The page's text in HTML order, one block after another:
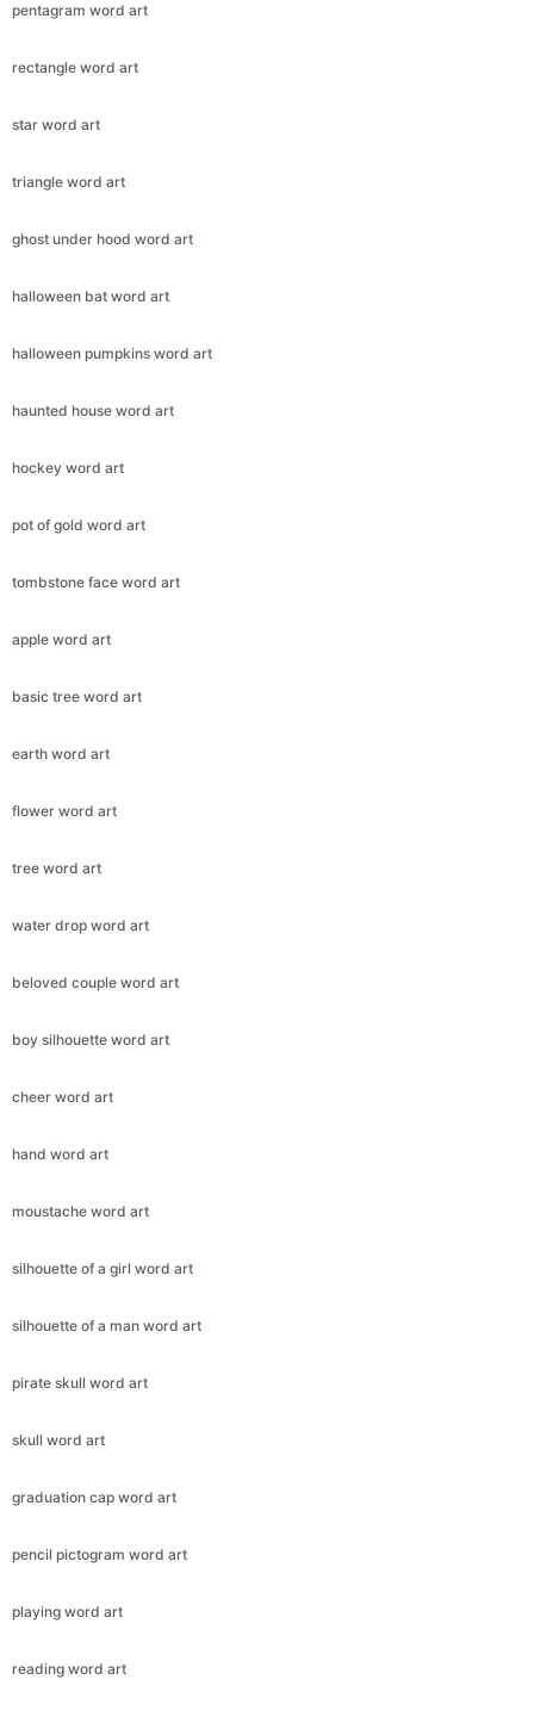
pentagram word art
rectangle word art
star word art
triangle word art
ghost under hood word art
halloween bat word art
halloween pumpkins word art
haunted house word art
hockey word art
pot of gold word art
tombstone face word art
apple word art
basic tree word art
earth word art
flower word art
tree word art
water drop word art
beloved couple word art
boy silhouette word art
cheer word art
hand word art
moustache word art
silhouette of a girl word art
silhouette of a man word art
pirate skull word art
skull word art
graduation cap word art
pencil pictogram word art
playing word art
reading word art